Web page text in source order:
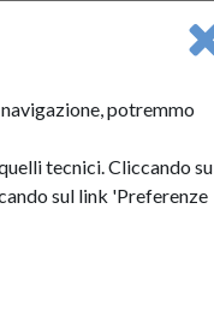
potremmo
tecnici. Cliccando su
sul link 'Preferenze
Anno-2024
Anno-2025